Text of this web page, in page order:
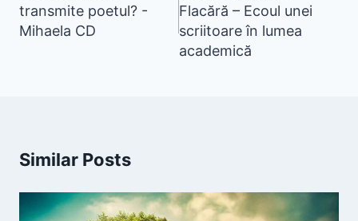
transmite poetul? -
Mihaela CD
Flacără – Ecoul unei
scriitoare în lumea
academică
Similar Posts